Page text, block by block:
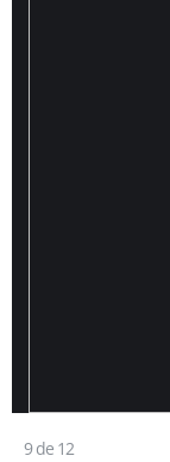
9 de 12